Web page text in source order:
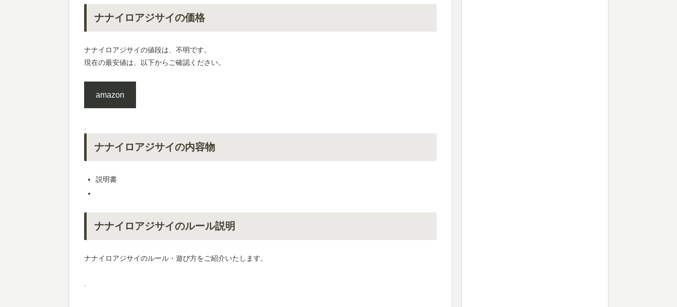
ナナイロアジサイの価格
ナナイロアジサイの値段は、不明です。
現在の最安値は、以下からご確認ください。
amazon
.
ナナイロアジサイの内容物
説明書
ナナイロアジサイのルール説明
ナナイロアジサイのルール・遊び方をご紹介いたします。
.